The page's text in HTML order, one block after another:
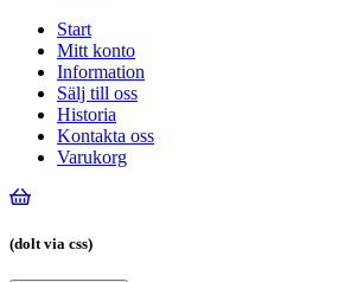
Start
Mitt konto
Information
Sälj till oss
Historia
Kontakta oss
Varukorg
(dolt via css)